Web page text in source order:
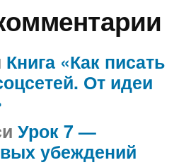
Книга «Как писать
От идеи
Урок 7 —
убеждений